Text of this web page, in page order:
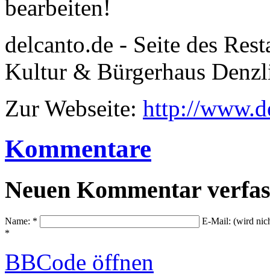
bearbeiten!
delcanto.de - Seite des
Kultur & Bürgerhaus
Zur Webseite: http://
Kommentare
Neuen Kommentar
Name: *
E-Mail: (wird
*
BBCode öffnen